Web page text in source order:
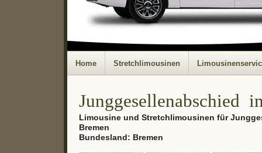
Home Stretchlimousinen
Junggesellenabschied
Limousine und Stretchlimousinen für
Bremen
Bundesland: Bremen